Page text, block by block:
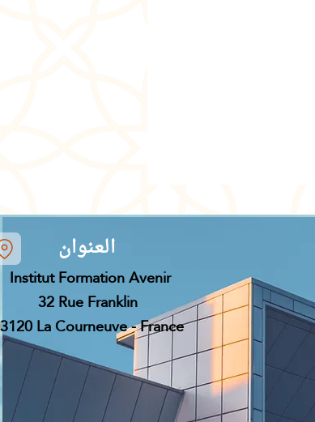
العنوان
Institut Formation Avenir
32 Rue Franklin
La Courneuve - France